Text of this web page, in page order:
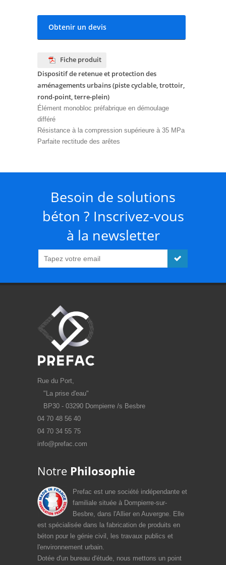
Obtenir un devis
Fiche produit
Dispositif de retenue et protection des
aménagements urbains (piste cyclable, trottoir,
rond-point, terre-plein)
Élément monobloc préfabrique en démoulage
différé
Résistance à la compression supérieure à 35 MPa
Parfaite rectitude des arêtes
Besoin de solutions
béton ? Inscrivez-vous
à la newsletter
Rue du Port,
"La prise d'eau"
BP30 - 03290 Dompierre /s Besbre
04 70 48 56 40
04 70 34 55 75
info@prefac.com
Notre Philosophie
Prefac est une société indépendante et
familiale située à Dompierre-sur-
Besbre, dans l'Allier en Auvergne. Elle
est spécialisée dans la fabrication de produits en
béton pour le génie civil, les travaux publics et
l'environnement urbain.
Dotée d'un bureau d'étude, nous mettons un point